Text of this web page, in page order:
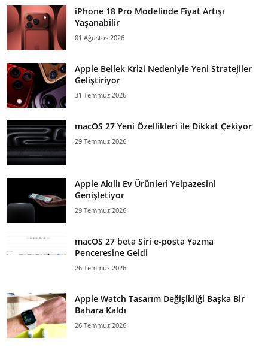
iPhone 18 Pro Modelinde Fiyat Artışı
Yaşanabilir
01 Ağustos 2026
Apple Bellek Krizi Nedeniyle Yeni Stratejiler
Geliştiriyor
31 Temmuz 2026
macOS 27 Yeni Özellikleri ile Dikkat Çekiyor
29 Temmuz 2026
Apple Akıllı Ev Ürünleri Yelpazesini
Genişletiyor
29 Temmuz 2026
macOS 27 beta Siri e-posta Yazma
Penceresine Geldi
26 Temmuz 2026
Apple Watch Tasarım Değişikliği Başka Bir
Bahara Kaldı
26 Temmuz 2026